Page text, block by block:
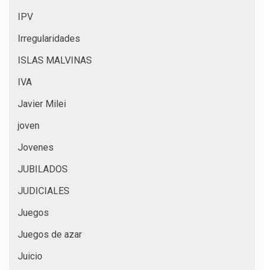
IPV
Irregularidades
ISLAS MALVINAS
IVA
Javier Milei
joven
Jovenes
JUBILADOS
JUDICIALES
Juegos
Juegos de azar
Juicio